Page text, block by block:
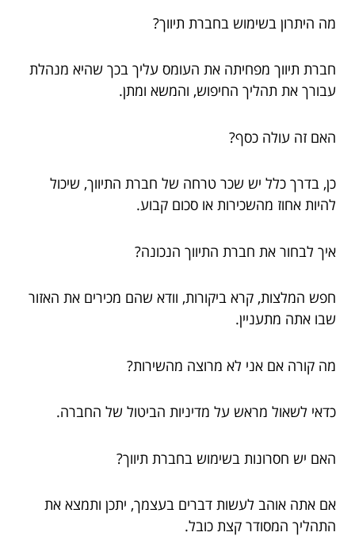
מה היתרון בשימוש בחברת תיווך?
חברת תיווך מפחיתה את העומס עליך בכך שהיא מנהלת
עבורך את תהליך החיפוש, והמשא ומתן.
האם זה עולה כסף?
כן, בדרך כלל יש שכר טרחה של חברת התיווך, שיכול
להיות אחוז מהשכירות או סכום קבוע.
איך לבחור את חברת התיווך הנכונה?
חפש המלצות, קרא ביקורות, וודא שהם מכירים את האזור
שבו אתה מתעניין.
מה קורה אם אני לא מרוצה מהשירות?
כדאי לשאול מראש על מדיניות הביטול של החברה.
האם יש חסרונות בשימוש בחברת תיווך?
אם אתה אוהב לעשות דברים בעצמך, יתכן ותמצא את
התהליך המסודר קצת כובל.